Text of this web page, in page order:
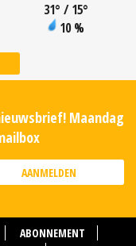
31° / 15°
10 %
Maandag
AANMELDEN
ABONNEMENT